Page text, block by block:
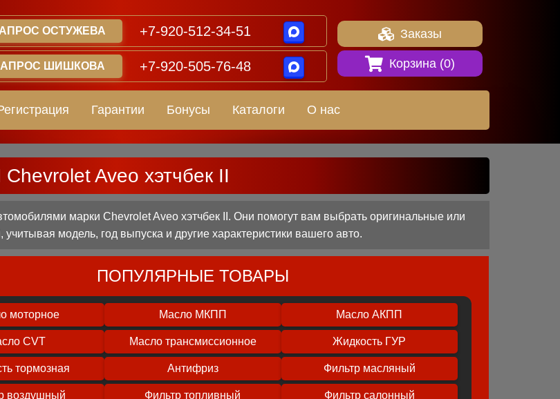
ОСТУЖЕВА +7-920-512-34-51
ШИШКОВА +7-920-505-76-48
Заказы
Корзина (0)
Гарантии Бонусы Каталоги О нас
Aveo хэтчбек II
марки Chevrolet Aveo хэтчбек II. Они помогут вам выбрать оригинальные или
учитывая модель, год выпуска и другие характеристики вашего авто.
ПОПУЛЯРНЫЕ ТОВАРЫ
моторное Масло МКПП Масло АКПП
CVT Масло трансмиссионное Жидкость ГУР
тормозная Антифриз Фильтр масляный
воздушный Фильтр топливный Фильтр салонный